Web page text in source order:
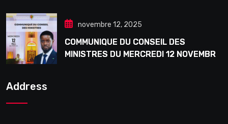
novembre 12, 2025
COMMUNIQUE DU CONSEIL DES
MINISTRES DU MERCREDI 12 NOVEMBRE
Address